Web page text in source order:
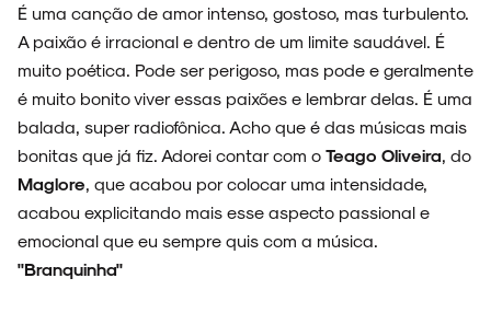
É uma canção de amor intenso, gostoso, mas turbulento.
A paixão é irracional e dentro de um limite saudável. É
muito poética. Pode ser perigoso, mas pode e geralmente
é muito bonito viver essas paixões e lembrar delas. É uma
balada, super radiofônica. Acho que é das músicas mais
bonitas que já fiz. Adorei contar com o Teago Oliveira , do
Maglore , que acabou por colocar uma intensidade,
acabou explicitando mais esse aspecto passional e
emocional que eu sempre quis com a música.
"Branquinha"